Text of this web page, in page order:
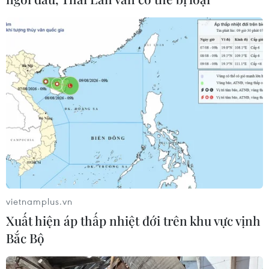
Dấu mốc quan trọng trong quan hệ
Việt Nam-Australia
06/08/2026 08:29
Hàn Quốc tăng cường giải pháp
ngăn chặn đánh bạc trực tuyến trong
quân đội
06/08/2026 04:52
Tổng Bí thư, Chủ tịch nước Tô Lâm
sẽ thăm cấp Nhà nước tới Australia và
New Zealand
06/08/2026 04:30
vietnamplus.vn
Xuất hiện áp thấp nhiệt đới trên khu vực vịnh
Bắc Bộ